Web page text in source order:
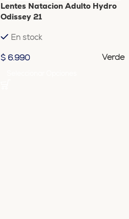
Lentes Natacion Adulto Hydro
Odissey 21
En stock
$ 6.990 Verde